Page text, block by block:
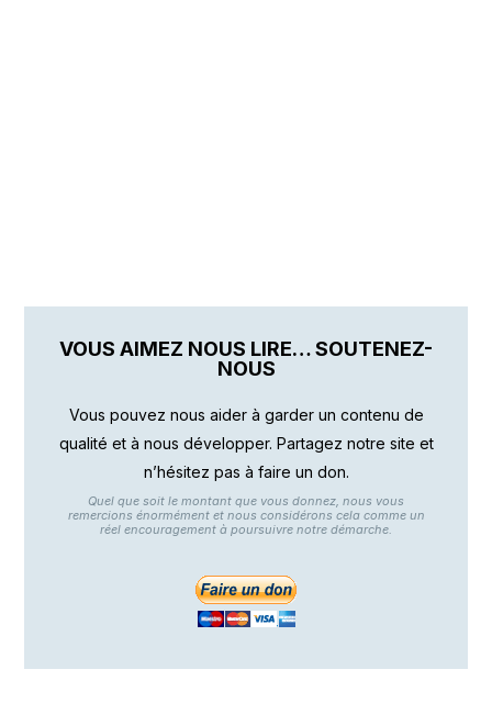
VOUS AIMEZ NOUS LIRE… SOUTENEZ-
NOUS
Vous pouvez nous aider à garder un contenu de
qualité et à nous développer. Partagez notre site et
n’hésitez pas à faire un don.
Quel que soit le montant que vous donnez, nous vous
remercions énormément et nous considérons cela comme un
réel encouragement à poursuivre notre démarche.